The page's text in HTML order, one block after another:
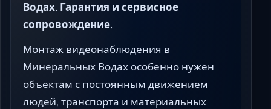
Водах. Гарантия и сервисное
сопровождение.
Монтаж видеонаблюдения в
Минеральных Водах особенно нужен
объектам с постоянным движением
людей, транспорта и материальных